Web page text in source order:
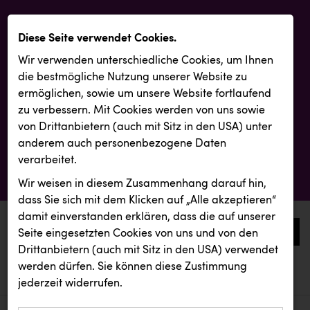
0
aktuelle aussendungen
aktuelle aussendungen
Diese Seite verwendet Cookies.
Wir verwenden unterschiedliche Cookies, um Ihnen
die best­mögliche Nutzung unserer Website zu
ermöglichen, sowie um unsere Website fortlaufend
zu verbessern. Mit Cookies werden von uns sowie
von Drittanbietern (auch mit Sitz in den USA) unter
anderem auch personenbezogene Daten
verarbeitet.
Wir weisen in diesem Zusammenhang darauf hin,
dass Sie sich mit dem Klicken auf „Alle akzeptieren“
damit ein­ver­standen erklären, dass die auf unserer
Seite eingesetzten Cookies von uns und von den
Drittanbietern (auch mit Sitz in den USA) verwendet
werden dürfen. Sie können diese Zustimmung
jederzeit widerrufen.